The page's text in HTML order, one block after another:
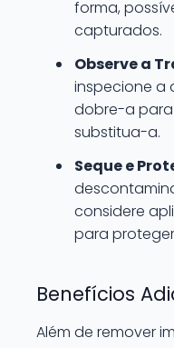
forma,
capturados.
Observe a
inspecione a
dobre-a para
substitua-a.
Seque e
considere
para
Benefícios
Além de remover